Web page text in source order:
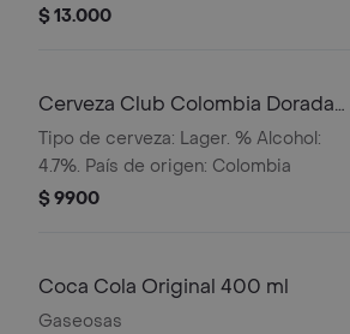
$ 13.000
Cerveza Club Colombia Dorada
Lta 330ml
Tipo de cerveza: Lager. % Alcohol:
4.7%. País de origen: Colombia
$ 9900
Coca Cola Original 400 ml
Gaseosas